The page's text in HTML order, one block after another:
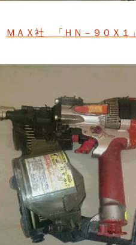
ＭＡＸ社 「ＨＮ－９０Ｘ１」